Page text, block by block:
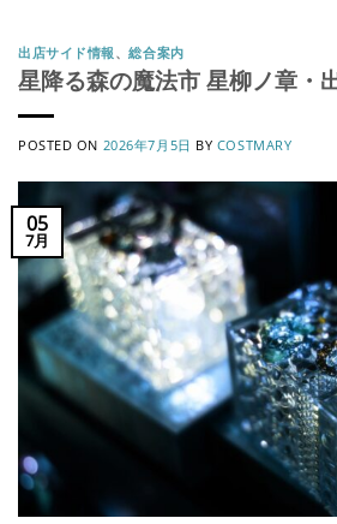
出店サイド情報 、総合案内
星降る森の魔法市 星柳ノ章・
POSTED ON 2026年7月5日 BY COSTMARY
05
7月